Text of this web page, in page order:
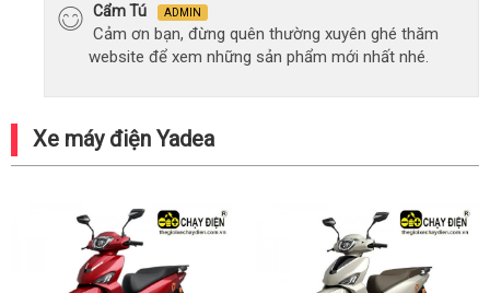
Cẩm Tú ADMIN
Cảm ơn bạn, đừng quên thường xuyên ghé thăm
website để xem những sản phẩm mới nhất nhé.
Xe máy điện Yadea